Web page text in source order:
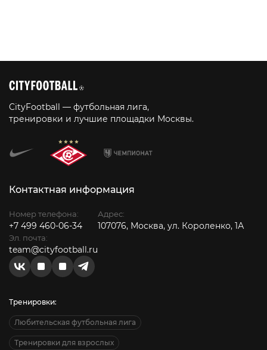
CityFootball — футбольная лига,
тренировки и лучшие площадки Москвы.
Контактная информация
Номер телефона:
+7 499 460-06-34
Эл. почта:
team@cityfootball.ru
Адрес:
107076, Москва, ул. Короленко, 1А
Тренировки:
Любительская футбольная лига
Тренировки для взрослых